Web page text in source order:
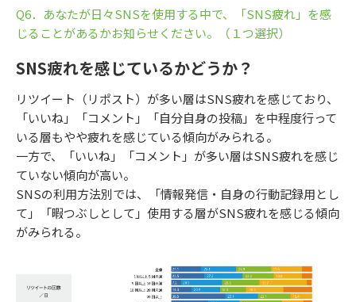
Q6．あなたが日々SNSを使用する中で、「SNS疲れ」を感
じることがあるかお知らせください。（１つ選択）
SNS疲れを感じているかどうか？
リツイート（リポスト）が多い層はSNS疲れを感じており、
「いいね」「コメント」「自分自身の投稿」を中程度行って
いる層もやや疲れを感じている傾向がみられる。
一方で、「いいね」「コメント」が多い層はSNS疲れを感じ
ていない傾向が高い。
SNSの利用方法別では、「情報発信・自身の行動記録用とし
て」「暇つぶしとして」使用する層がSNS疲れを感じる傾向
がみられる。